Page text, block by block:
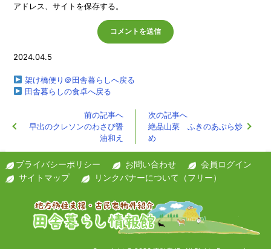
アドレス、サイトを保存する。
2024.04.5
架け橋便り＠田舎暮らしへ戻る
田舎暮らしの食卓へ戻る
前の記事へ
早出のクレソンのわさび醤
油和え
次の記事へ
絶品山菜 ふきのあぶら炒
め
プライバシーポリシー お問い合わせ
会員ログイン
サイトマップ
リンクバナーについて（フリー）